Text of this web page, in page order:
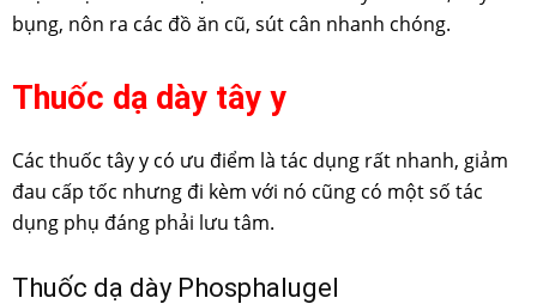
bụng, nôn ra các đồ ăn cũ, sút cân nhanh chóng.
Thuốc dạ dày tây y
Các thuốc tây y có ưu điểm là tác dụng rất nhanh, giảm
đau cấp tốc nhưng đi kèm với nó cũng có một số tác
dụng phụ đáng phải lưu tâm.
Thuốc dạ dày Phosphalugel